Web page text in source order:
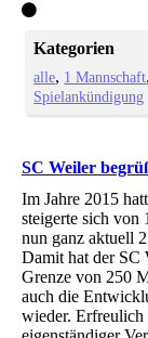
Kategorien
alle 1 Mannschaft
Spielankündigung
SC Weiler
Im Jahre 2015
steigerte sich von
nun ganz aktuell
Damit hat der SC
Grenze von 250
auch die
wieder. Erfreulich